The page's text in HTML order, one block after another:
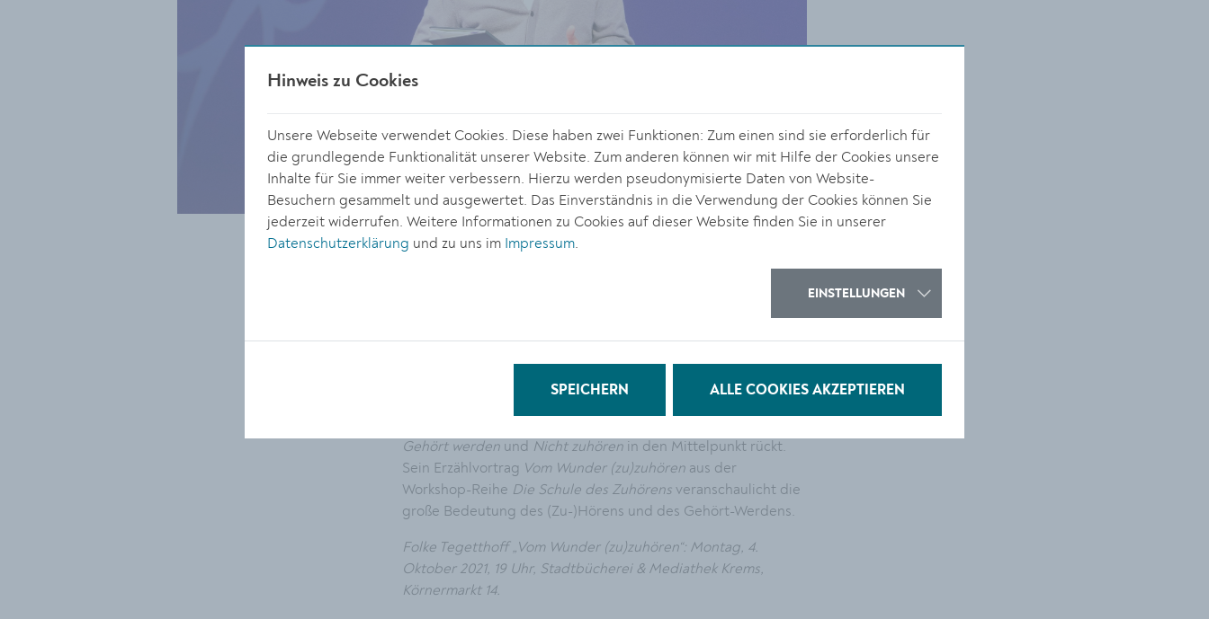
© Jori Konstantinov
Tegetthoff. Richtig zuhören, so der Autor, heißt: sich für
jemanden Zeit nehmen, einander Achtung, Respekt und
Aufmerksamkeit schenken. Diese Form der Zuwendung kommt
Gehört werden und Nicht zuhören in den Mittelpunkt rückt.
Sein Erzählvortrag Vom Wunder (zu)zuhören aus der
Workshop-Reihe Die Schule des Zuhörens veranschaulicht die
große Bedeutung des (Zu-)Hörens und des Gehört-Werdens.
Folke Tegetthoff „Vom Wunder (zu)zuhören“: Montag, 4.
Oktober 2021, 19 Uhr, Stadtbücherei & Mediathek Krems,
Körnermarkt 14.
Hinweis zu Cookies
Unsere Webseite verwendet Cookies. Diese haben zwei Funktionen: Zum einen sind sie erforderlich für
die grundlegende Funktionalität unserer Website. Zum anderen können wir mit Hilfe der Cookies unsere
Inhalte für Sie immer weiter verbessern. Hierzu werden pseudonymisierte Daten von Website-
Besuchern gesammelt und ausgewertet. Das Einverständnis in die Verwendung der Cookies können Sie
jederzeit widerrufen. Weitere Informationen zu Cookies auf dieser Website finden Sie in unserer
Datenschutzerklärung und zu uns im Impressum.
EINSTELLUNGEN
SPEICHERN ALLE COOKIES AKZEPTIEREN